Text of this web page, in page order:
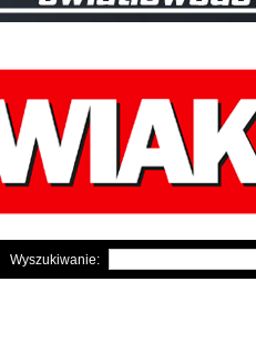
Wyszukiwanie: